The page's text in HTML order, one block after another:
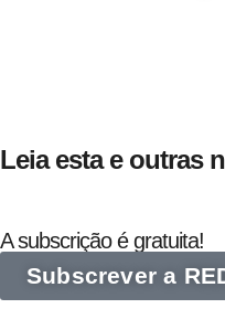
Leia esta e outras
A subscrição é gratuita!
Subscrever a